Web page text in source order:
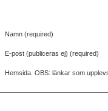
Namn (required)
E-post (publiceras ej) (required)
Hemsida. OBS: länkar som